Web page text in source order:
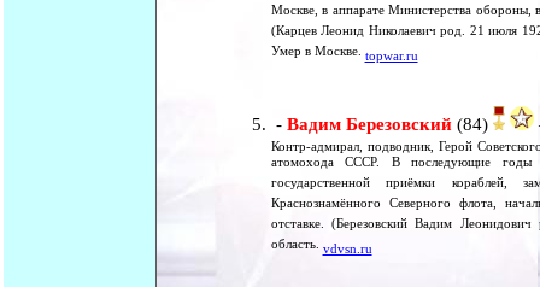
Москве, в аппарате Министерства
(Карцев Леонид Николаевич род. 21 июля
Умер в Москве. topwar.ru
- Вадим Березовский (84)
Контр-адмирал, подводник, Герой
атомохода СССР. В последующие годы
государственной приёмки кораблей,
Краснознамённого Северного флота,
отставке. (Березовский Вадим
область. vdvsn.ru